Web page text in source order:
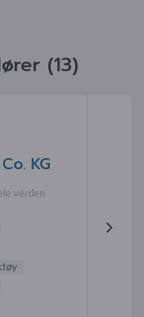
(13)
KG
verden